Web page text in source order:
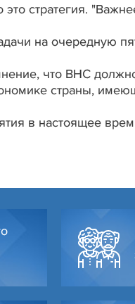
стратегия.
на очередную
что ВНС
страны,
в настоящее